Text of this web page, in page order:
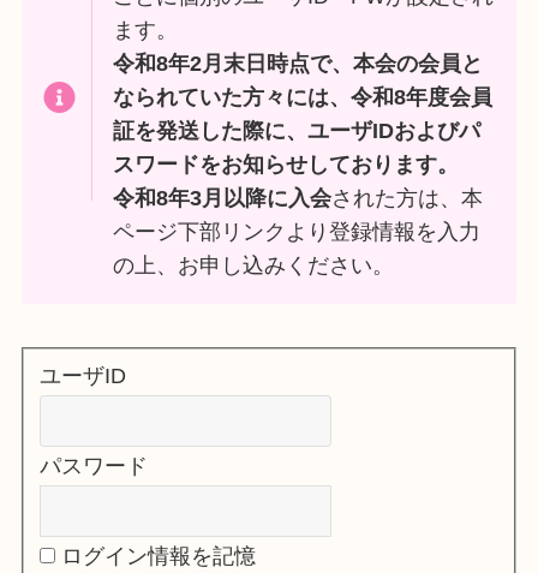
ます。
令和8年2月末日時点で、本会の会員と
なられていた方々には、令和8年度会員
証を発送した際に、ユーザIDおよびパ
スワードをお知らせしております。
令和8年3月以降に入会された方は、本
ページ下部リンクより登録情報を入力
の上、お申し込みください。
ユーザID
パスワード
ログイン情報を記憶